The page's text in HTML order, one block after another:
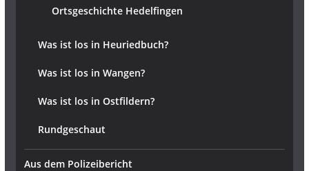
Ortsgeschichte Hedelfingen
Was ist los in Heuriedbuch?
Was ist los in Wangen?
Was ist los in Ostfildern?
Rundgeschaut
Aus dem Polizeibericht